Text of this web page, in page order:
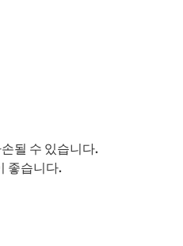
될 수 있습니다.
좋습니다.